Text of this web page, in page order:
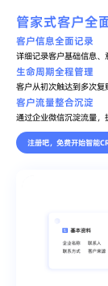
管家式客户全
客户信息全面记录
详细记录客户基础信息
生命周期全程管理
客户从初次触达到多次
客户流量整合沉淀
通过企业微信沉淀流量
注册吧，免费开始智能